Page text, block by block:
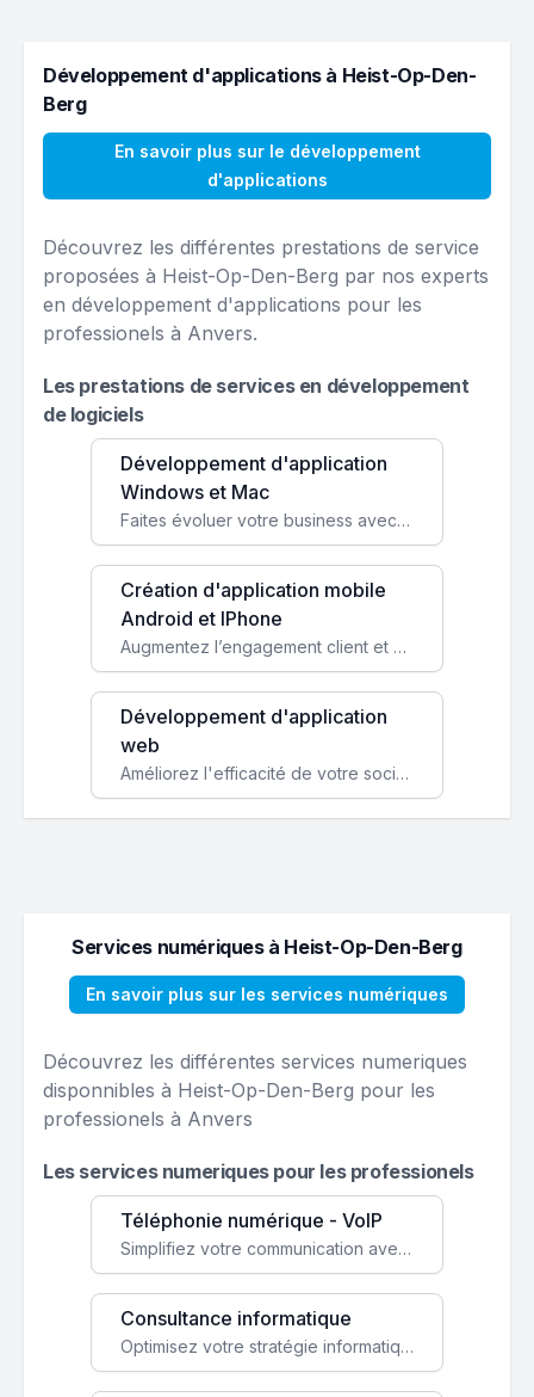
Développement d'applications à Heist-Op-Den-
Berg
En savoir plus sur le développement
d'applications
Découvrez les différentes prestations de service
proposées à Heist-Op-Den-Berg par nos experts
en développement d'applications pour les
professionels à Anvers.
Les prestations de services en développement
de logiciels
Développement d'application
Windows et Mac
Faites évoluer votre business avec des solutions logicielles personnalisées, parfaitement adaptées à vos besoins spécifiques.
Création d'application mobile
Android et IPhone
Augmentez l’engagement client et simplifiez vos processus avec une application mobile sur mesure, disponible sur iOS et Android.
Développement d'application
web
Améliorez l'efficacité de votre société avec une application web personnalisée accessible partout et tout le temps.
Services numériques à Heist-Op-Den-Berg
En savoir plus sur les services numériques
Découvrez les différentes services numeriques
disponnibles à Heist-Op-Den-Berg pour les
professionels à Anvers
Les services numeriques pour les professionels
Téléphonie numérique - VoIP
Simplifiez votre communication avec une solution VoIP flexible, économique et adaptée à vos besoins professionnels.
Consultance informatique
Optimisez votre stratégie informatique avec l'expertise de nos consultants pour améliorer votre efficacité et sécurité.